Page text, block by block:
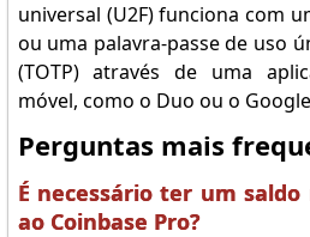
universal (U2F) funciona com
ou uma palavra-passe de uso
(TOTP) através de uma
móvel, como o Duo ou o
Perguntas mais
É necessário ter um
ao Coinbase Pro?